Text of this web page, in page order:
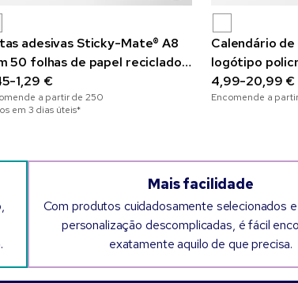
adesivas Sticky-Mate® A8
50 folhas de papel reciclado
policromática
1,29 €
a partir de 250
em 3 dias úteis*
Calendário
logótipo
4,99-20,99 €
Encomende a
Mais facilidade
Com produtos cuidadosamente selecionados
personalização descomplicadas, é fácil
exatamente aquilo de que precisa.